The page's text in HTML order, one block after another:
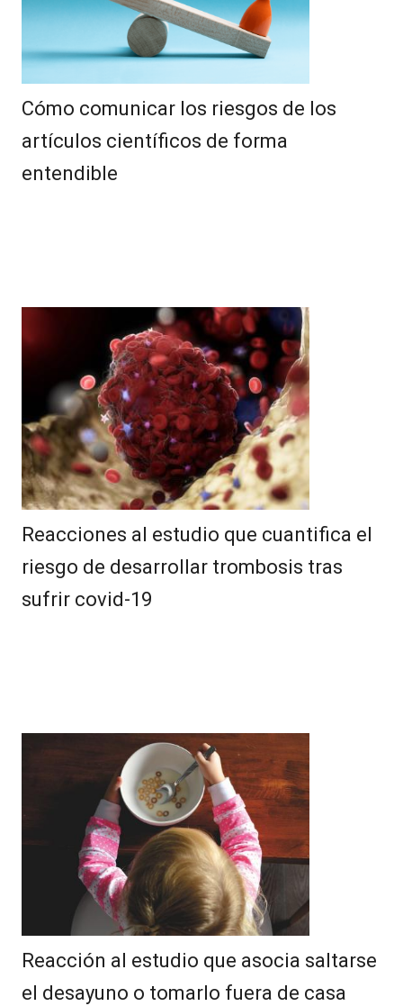
Cómo comunicar los riesgos de los
artículos científicos de forma
entendible
Reacciones al estudio que cuantifica el
riesgo de desarrollar trombosis tras
sufrir covid-19
Reacción al estudio que asocia saltarse
el desayuno o tomarlo fuera de casa